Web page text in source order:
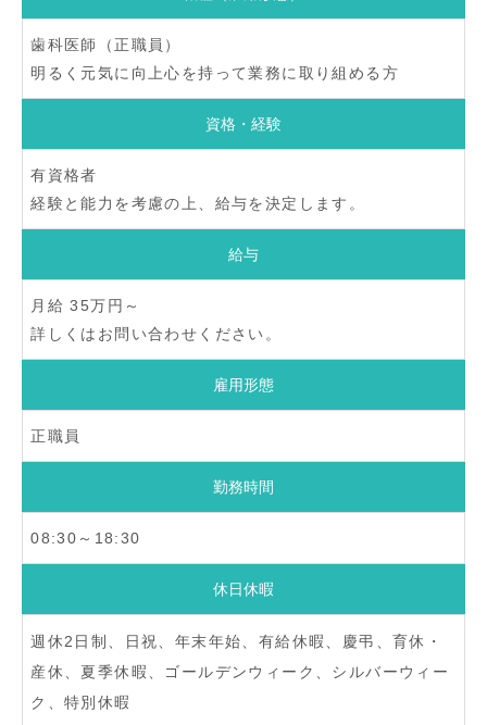
歯科医師（正職員）
明るく元気に向上心を持って業務に取り組める方
資格・経験
有資格者
経験と能力を考慮の上、給与を決定します。
給与
月給 35万円～
詳しくはお問い合わせください。
雇用形態
正職員
勤務時間
08:30～18:30
休日休暇
週休2日制、日祝、年末年始、有給休暇、慶弔、育休・
産休、夏季休暇、ゴールデンウィーク、シルバーウィー
ク、特別休暇